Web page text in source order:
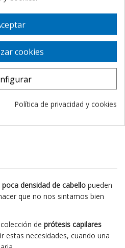
poca densidad de cabello pueden
que no nos sintamos bien
de prótesis capilares
estas necesidades, cuando una
cookies
Política de privacidad y cookies